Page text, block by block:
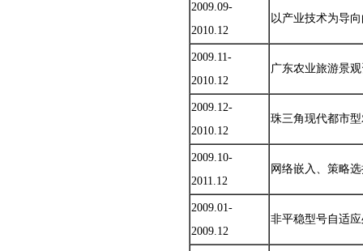
2009.09-
2010.12
以产业技术为导
2009.11-
2010.12
广东农业旅游景
2009.12-
2010.12
珠三角现代都市
2009.10-
2011.12
网络嵌入、策略
2009.01-
2009.12
非平稳型号自适